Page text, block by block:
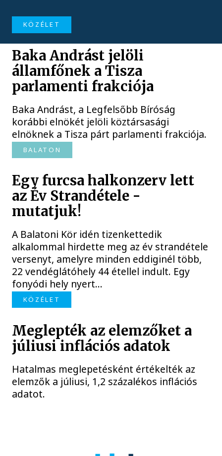
KÖZÉLET
Baka Andrást jelöli
államfőnek a Tisza
parlamenti frakciója
Baka Andrást, a Legfelsőbb Bíróság
korábbi elnökét jelöli köztársasági
elnöknek a Tisza párt parlamenti frakciója.
BALATON
Egy furcsa halkonzerv lett
az Év Strandétele -
mutatjuk!
A Balatoni Kör idén tizenkettedik
alkalommal hirdette meg az év strandétele
versenyt, amelyre minden eddiginél több,
22 vendéglátóhely 44 étellel indult. Egy
fonyódi hely nyert...
KÖZÉLET
Meglepték az elemzőket a
júliusi inflációs adatok
Hatalmas meglepetésként értékelték az
elemzők a júliusi, 1,2 százalékos inflációs
adatot.